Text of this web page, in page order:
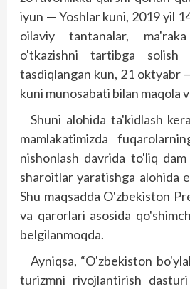
iyun — Yoshlar kuni, 2019 yil
oilaviy tantanalar,
o'tkazishni tartibga solish
tasdiqlangan kun, 21 oktyabr
kuni munosabati bilan maqola
Shuni alohida ta'kidlash
mamlakatimizda
nishonlash davrida to'liq
sharoitlar yaratishga alohida
Shu maqsadda O'zbekiston
va qarorlari asosida
belgilanmoqda.
Ayniqsa, “O'zbekiston
turizmni rivojlantirish